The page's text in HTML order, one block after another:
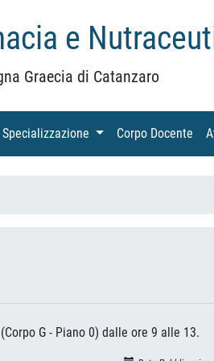
e
Graecia di Catanzaro
(current)Corpo Docente
G - Piano 0) dalle ore 9 alle 13.